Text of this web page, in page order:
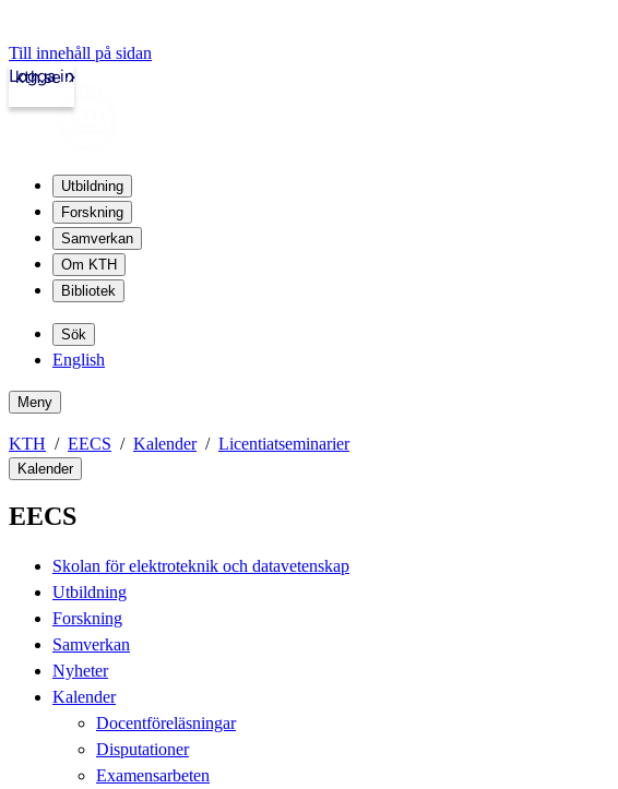
Till innehåll på sidan
kth.se
Logga in
Utbildning
Forskning
Samverkan
Om KTH
Bibliotek
Sök
English
Meny
KTH EECS Kalender Licentiatseminarier
Kalender
EECS
Skolan för elektroteknik och datavetenskap
Utbildning
Forskning
Samverkan
Nyheter
Kalender
Docentföreläsningar
Disputationer
Examensarbeten